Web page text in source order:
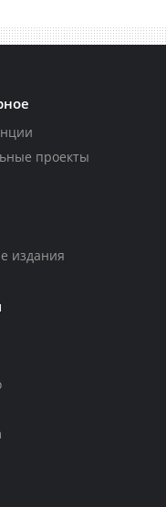
проекты
издания